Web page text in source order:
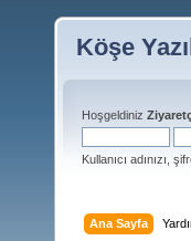
Köşe
Hoşgeldiniz
Kullanıcı adınızı,
Ana Sayfa